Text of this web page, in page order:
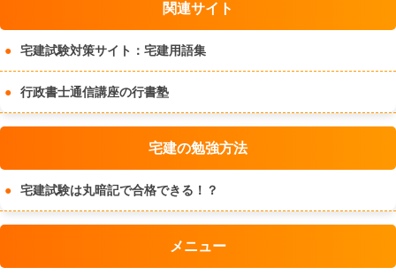
関連サイト
宅建試験対策サイト：宅建用語集
行政書士通信講座の行書塾
宅建の勉強方法
宅建試験は丸暗記で合格できる！？
メニュー